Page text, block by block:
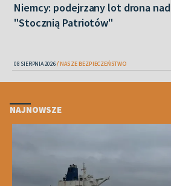
Niemcy: podejrzany lot drona nad
"Stocznią Patriotów"
08 SIERPNIA 2026 NASZE BEZPIECZEŃSTWO
NAJNOWSZE